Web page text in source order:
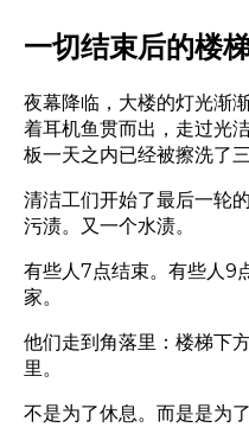
一切结束后的楼
夜幕降临，大楼的灯光渐
着耳机鱼贯而出，走过光
板一天之内已经被擦洗了三
清洁工们开始了最后一轮
污渍。又一个水渍。
有些人7点结束。有些人9
家。
他们走到角落里：楼梯下
里。
不是为了休息。而是是为了